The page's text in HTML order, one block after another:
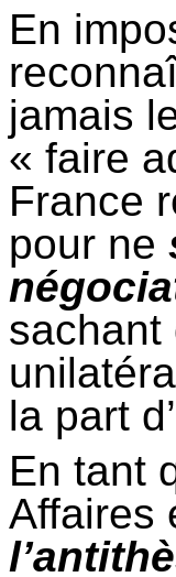
En
jamais
« faire
France
pour ne
sachant
la part
En tant
Affaires